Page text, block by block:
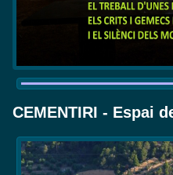
CEMENTIRI - Espai